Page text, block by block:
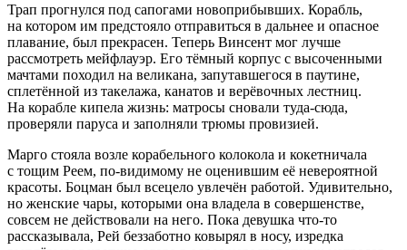
Трап прогнулся под сапогами новоприбывших. Корабль,
на котором им предстояло отправиться в дальнее и опасное
плавание, был прекрасен. Теперь Винсент мог лучше
рассмотреть мейфлауэр. Его тёмный корпус с высоченными
мачтами походил на великана, запутавшегося в паутине,
сплетённой из такелажа, канатов и верёвочных лестниц.
На корабле кипела жизнь: матросы сновали туда-сюда,
проверяли паруса и заполняли трюмы провизией.
Марго стояла возле корабельного колокола и кокетничала
с тощим Реем, по-видимому не оценившим её невероятной
красоты. Боцман был всецело увлечён работой. Удивительно,
но женские чары, которыми она владела в совершенстве,
совсем не действовали на него. Пока девушка что-то
рассказывала, Рей беззаботно ковырял в носу, изредка